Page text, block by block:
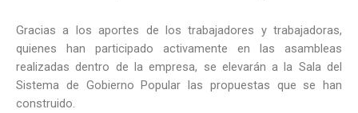
Gracias a los aportes de los trabajadores y trabajadoras,
quienes han participado activamente en las asambleas
realizadas dentro de la empresa, se elevarán a la Sala del
Sistema de Gobierno Popular las propuestas que se han
construido.